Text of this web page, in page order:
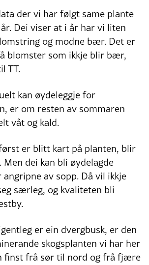
der vi har følgt same plante
Dei viser at i år har vi liten
og modne bær. Det er
blomster som ikkje blir bær,
TT.
kan øydeleggje for
er om resten av sommaren
våt og kald.
er blitt kart på planten, blir
dei kan bli øydelagde
av sopp. Då vil ikkje
særleg, og kvaliteten bli
er ein dvergbusk, er den
skogsplanten vi har her
finst frå sør til nord og frå fjære